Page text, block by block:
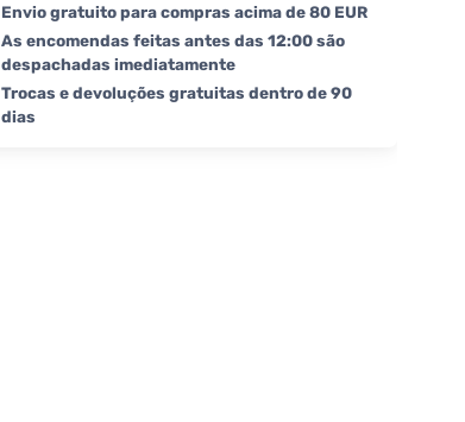
Envio gratuito para compras acima de 80 EUR
As encomendas feitas antes das 12:00 são
despachadas imediatamente
Trocas e devoluções gratuitas dentro de 90
dias